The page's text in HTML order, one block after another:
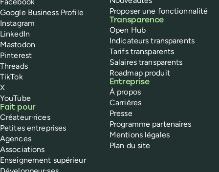
Google Business Profile
Instagram
LinkedIn
Mastodon
Pinterest
Threads
TikTok
X
YouTube
Fait pour
Créateur·rices
Petites entreprises
Agences
Associations
Enseignement supérieur
Proposer une fonctionnalité
Transparence
Open Hub
Indicateurs transparents
Tarifs transparents
Salaires transparents
Roadmap produit
Entreprise
À propos
Carrières
Presse
Programme partenaires
Mentions légales
Plan du site